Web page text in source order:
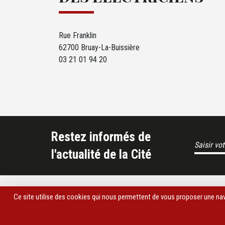
Rue Franklin
62700 Bruay-La-Buissière
03 21 01 94 20
Restez informés de
l'actualité de la Cité
Email Address
Presse
Ce site utilise des cookies qui nous permettent de vous proposer une